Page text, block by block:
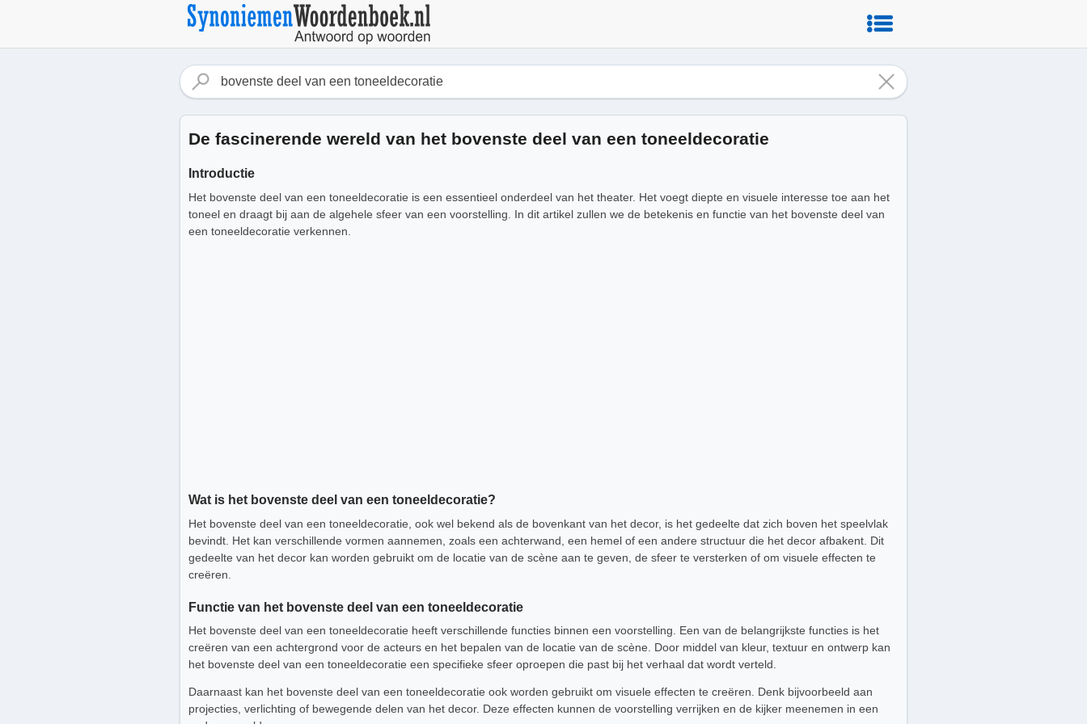
De fascinerende wereld van het bovenste deel van een toneeldecoratie
Introductie
Het bovenste deel van een toneeldecoratie is een essentieel onderdeel van het theater. Het voegt diepte en visuele interesse toe aan het
toneel en draagt bij aan de algehele sfeer van een voorstelling. In dit artikel zullen we de betekenis en functie van het bovenste deel van
een toneeldecoratie verkennen.
Wat is het bovenste deel van een toneeldecoratie?
Het bovenste deel van een toneeldecoratie, ook wel bekend als de bovenkant van het decor, is het gedeelte dat zich boven het speelvlak
bevindt. Het kan verschillende vormen aannemen, zoals een achterwand, een hemel of een andere structuur die het decor afbakent. Dit
gedeelte van het decor kan worden gebruikt om de locatie van de scène aan te geven, de sfeer te versterken of om visuele effecten te
creëren.
Functie van het bovenste deel van een toneeldecoratie
Het bovenste deel van een toneeldecoratie heeft verschillende functies binnen een voorstelling. Een van de belangrijkste functies is het
creëren van een achtergrond voor de acteurs en het bepalen van de locatie van de scène. Door middel van kleur, textuur en ontwerp kan
het bovenste deel van een toneeldecoratie een specifieke sfeer oproepen die past bij het verhaal dat wordt verteld.
Daarnaast kan het bovenste deel van een toneeldecoratie ook worden gebruikt om visuele effecten te creëren. Denk bijvoorbeeld aan
projecties, verlichting of bewegende delen van het decor. Deze effecten kunnen de voorstelling verrijken en de kijker meenemen in een